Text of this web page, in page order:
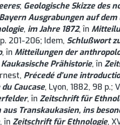
; Geologische Skizze des
Ausgrabungen auf
, im Jahre 1872, în
201-206; Idem, Schlußwort
, în Mitteilungen der
Kaukasische Prähistorie, în
Précedé d’une
Caucase, Lyon, 1882, 98 p.;
, în Zeitschrift für
Transkaukasien, ins
, în Zeitschrift für Ethnologie,